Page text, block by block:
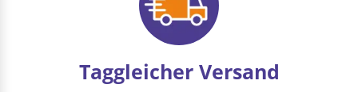
Taggleicher Versand